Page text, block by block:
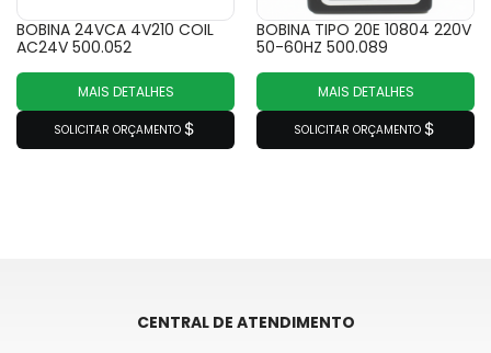
BOBINA 24VCA 4V210 COIL
AC24V 500.052
MAIS DETALHES
SOLICITAR ORÇAMENTO
BOBINA TIPO 20E 10804 220V
50-60HZ 500.089
MAIS DETALHES
SOLICITAR ORÇAMENTO
CENTRAL DE ATENDIMENTO